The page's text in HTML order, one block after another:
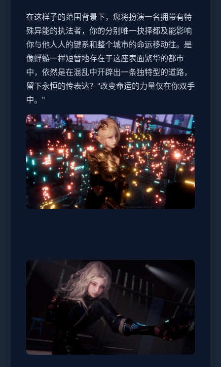
在这样子的范围背景下，您将扮演一名拥带有特
殊异能的执法者，你的分别唯一抉择都及能影响
你与他人人的键系和整个城市的命运移动往。是
像蜉蝣一样短暂地存在于这座表面繁华的都市
中，依然是在混乱中开辟出一条独特型的道路，
留下永恒的传表达？"改变命运的力量仅在你双手
中。"